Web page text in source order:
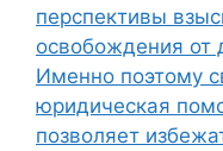
перспективы
освобождения от
Именно поэтому
юридическая
позволяет